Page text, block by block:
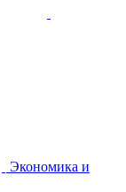
Экономика и